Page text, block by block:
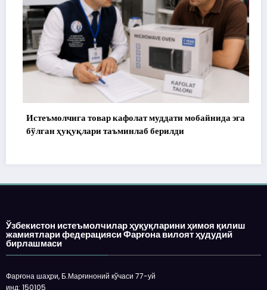
Истеъмолчига товар кафолат муддати мобайнида эга
бўлган ҳуқуқлари таъминлаб берилди
Ўзбекистон истеъмолчилар ҳуқуқларини ҳимоя қилиш
жамиятлари федерацияси Фарғона вилоят ҳудудий
бирлашмаси
Фарғона шаҳри, Б.Марғиноний кўчаси 77-уй
инд: 150105